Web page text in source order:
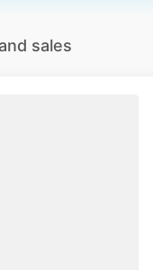
sales